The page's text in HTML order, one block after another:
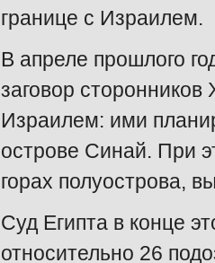
границе с Израилем.
В апреле прошлого
заговор
Израилем: ими
острове Синай. При
горах полуострова,
Суд Египта в конце
относительно 26